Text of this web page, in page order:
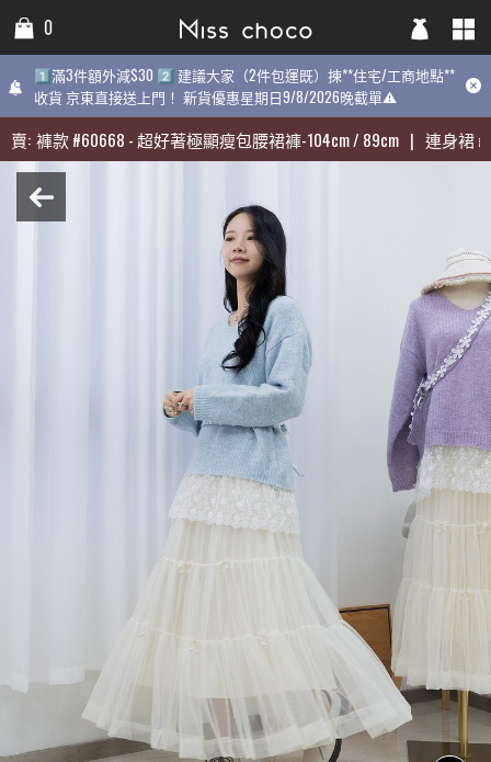
0
1️⃣滿3件額外減$30 2️⃣ 建議大家（2件包運既）揀**住宅/工商地點**
收貨 京東直接送上門！ 新貨優惠星期日9/8/2026晚截單⚠️
: 褲款#60668-超好著極顯瘦包腰裙褲-104cm / 89cm | 連身裙#
0
1️⃣滿3件額外減$30 2️⃣ 建議大家（2件包運既）揀**住宅/工商地點**
收貨 京東直接送上門！ 新貨優惠星期日9/8/2026晚截單⚠️
: 褲款#60668-超好著極顯瘦包腰裙褲-104cm / 89cm | 連身裙#
1️⃣滿3件額外減$30 2️⃣ 建議大家（2件包運既）揀**住宅/工商地點**
9/8/2026晚截單⚠️
期最熱賣: 褲款# 60668-超好著極顯瘦包腰裙褲-104cm / 89cm | 連